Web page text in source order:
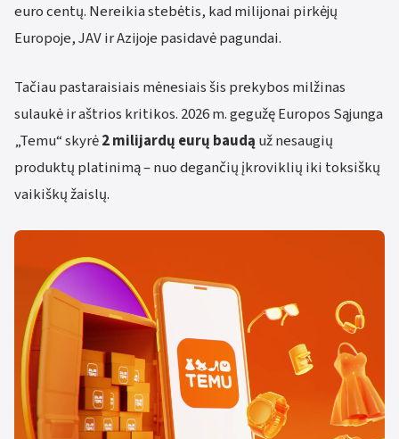
euro centų. Nereikia stebėtis, kad milijonai pirkėjų
Europoje, JAV ir Azijoje pasidavė pagundai.
Tačiau pastaraisiais mėnesiais šis prekybos milžinas
sulaukė ir aštrios kritikos. 2026 m. gegužę Europos Sąjunga
„Temu“ skyrė2 milijardų eurų baudą už nesaugių
produktų platinimą – nuo degančių įkroviklių iki toksiškų
vaikiškų žaislų.